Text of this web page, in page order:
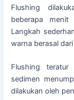
Flushing
beberapa
Langkah
warna berasal
Flushing teratur
sedimen
dilakukan oleh